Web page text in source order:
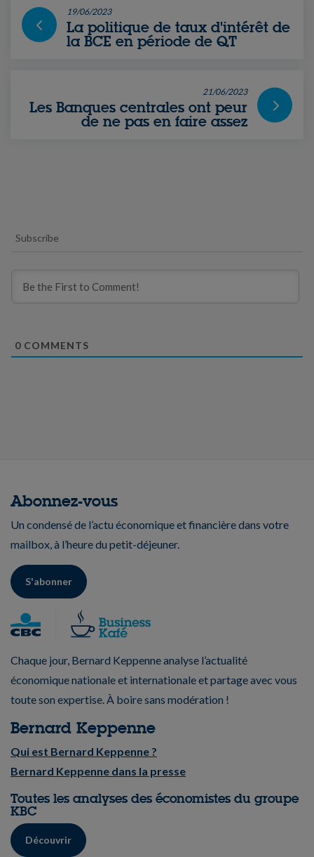
19/06/2023
La politique de taux d'intérêt de
la BCE en période de QT
21/06/2023
Les Banques centrales ont peur
de ne pas en faire assez
Subscribe
0 COMMENTS
Abonnez-vous
Un condensé de l’actu économique et financière dans votre
mailbox, à l’heure du petit-déjeuner.
S'abonner
Chaque jour, Bernard Keppenne analyse l’actualité
économique nationale et internationale et partage avec vous
toute son expertise. À boire sans modération !
Bernard Keppenne
Qui est Bernard Keppenne ?
Bernard Keppenne dans la presse
Toutes les analyses des économistes du groupe
KBC
Découvrir